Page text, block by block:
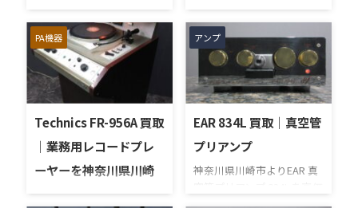
神奈川県川崎市で、TEACの
DATデッキ「R-10」を出張
買取させていただきまし
た。今回のお品物は、TEAC
の高級DATデッキとして知
られるモデルで、再生・録
グ、早送り・巻き戻し、表
示部、操作ボタン、アナロ
グ/デジタル入出力、リモコ
ンや取扱説明書など付属品
の有無を確認しながら査定
奈川県川崎市で買取し
ました
神奈川県川崎市で、
SENNHEISERのショットガ
ンマイク「MKH816/P48」
を出張買取させていただき
ました。今回のお品物は、
映画・テレビ収録や屋外録
性の業務用マイクとして知
られるモデルで、音出し状
PA機器
Technics FR-956A 買取
｜業務用レコードプレ
ーヤーを神奈川県川崎
市で買取しました
アンプ
EAR 834L 買取｜真空管
プリアンプ
神奈川県川崎市よりEAR 真
買い取りさせていただきま